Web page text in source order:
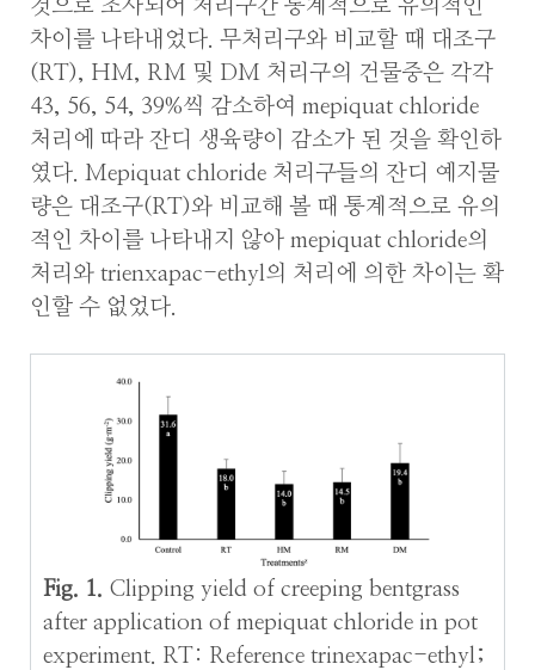
것으로 조사되어 처리구간 통계적으로 유의적인
차이를 나타내었다. 무처리구와 비교할 때 대조구
(RT), HM, RM 및 DM 처리구의 건물중은 각각
43, 56, 54, 39%씩 감소하여 mepiquat chloride
처리에 따라 잔디 생육량이 감소가 된 것을 확인하
였다. Mepiquat chloride 처리구들의 잔디 예지물
량은 대조구(RT)와 비교해 볼 때 통계적으로 유의
적인 차이를 나타내지 않아 mepiquat chloride의
처리와 trienxapac-ethyl의 처리에 의한 차이는 확
인할 수 없었다.
Fig. 1. Clipping yield of creeping bentgrass
after application of mepiquat chloride in pot
experiment. RT: Reference trinexapac-ethyl;